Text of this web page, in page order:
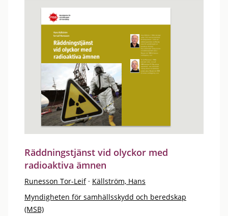
Räddningstjänst vid olyckor med
radioaktiva ämnen
Runesson Tor-Leif · Källström, Hans
Myndigheten för samhällsskydd och beredskap
(MSB)